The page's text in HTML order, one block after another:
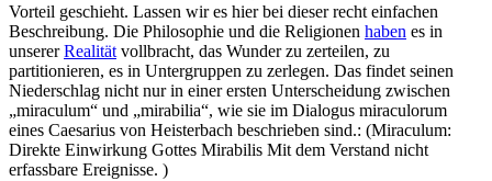
Vorteil geschieht. Lassen wir es hier bei dieser recht einfachen
Beschreibung. Die Philosophie und die Religionen haben es in
unsererRealität vollbracht, das Wunder zu zerteilen, zu
partitionieren, es in Untergruppen zu zerlegen. Das findet seinen
Niederschlag nicht nur in einer ersten Unterscheidung zwischen
„miraculum“ und „mirabilia“, wie sie im Dialogus miraculorum
eines Caesarius von Heisterbach beschrieben sind.: (Miraculum:
Direkte Einwirkung Gottes Mirabilis Mit dem Verstand nicht
erfassbare Ereignisse. )